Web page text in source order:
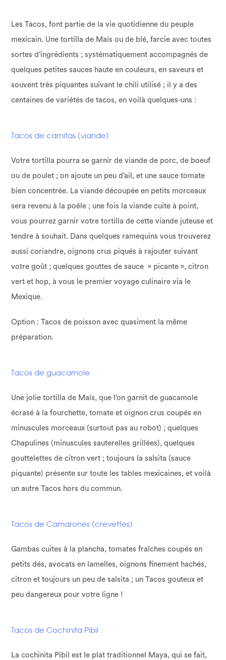
Les Tacos, font partie de la vie quotidienne du peuple
mexicain. Une tortilla de Maïs ou de blé, farcie avec toutes
sortes d’ingrédients ; systématiquement accompagnés de
quelques petites sauces haute en couleurs, en saveurs et
souvent très piquantes suivant le chili utilisé ; il y a des
centaines de variétés de tacos, en voilà quelques-uns :
Tacos de carnitas (viande)
Votre tortilla pourra se garnir de viande de porc, de boeuf
ou de poulet ; on ajoute un peu d’ail, et une sauce tomate
bien concentrée. La viande découpée en petits morceaux
sera revenu à la poêle ; une fois la viande cuite à point,
vous pourrez garnir votre tortilla de cette viande juteuse et
tendre à souhait. Dans quelques ramequins vous trouverez
aussi coriandre, oignons crus piqués à rajouter suivant
votre goût ; quelques gouttes de sauce » picante », citron
vert et hop, à vous le premier voyage culinaire via le
Mexique.
Option : Tacos de poisson avec quasiment la même
préparation.
Tacos de guacamole
Une jolie tortilla de Maïs, que l’on garnit de guacamole
écrasé à la fourchette, tomate et oignon crus coupés en
minuscules morceaux (surtout pas au robot) ; quelques
Chapulines (minuscules sauterelles grillées), quelques
gouttelettes de citron vert ; toujours la salsita (sauce
piquante) présente sur toute les tables mexicaines, et voilà
un autre Tacos hors du commun.
Tacos de Camarones (crevettes)
Gambas cuites à la plancha, tomates fraîches coupés en
petits dés, avocats en lamelles, oignons finement hachés,
citron et toujours un peu de salsita ; un Tacos gouteux et
peu dangereux pour votre ligne !
Tacos de Cochinita Pibil :
La cochinita Pibil est le plat traditionnel Maya, qui se fait,